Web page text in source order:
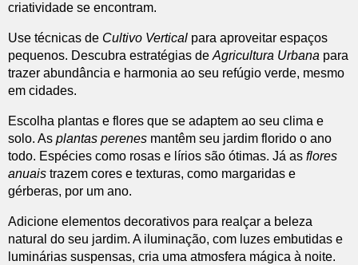
criatividade se encontram.
Use técnicas de Cultivo Vertical para aproveitar espaços
pequenos. Descubra estratégias de Agricultura Urbana para
trazer abundância e harmonia ao seu refúgio verde, mesmo
em cidades.
Escolha plantas e flores que se adaptem ao seu clima e
solo. As plantas perenes mantêm seu jardim florido o ano
todo. Espécies como rosas e lírios são ótimas. Já as flores
anuais trazem cores e texturas, como margaridas e
gérberas, por um ano.
Adicione elementos decorativos para realçar a beleza
natural do seu jardim. A iluminação, com luzes embutidas e
luminárias suspensas, cria uma atmosfera mágica à noite.